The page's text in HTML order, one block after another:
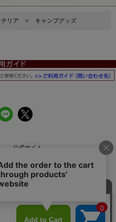
リア > キャンプグッズ
公式サイト
店舗一覧
プライバシーポリシー
ン | PCサイト
向